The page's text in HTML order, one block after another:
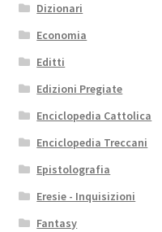
Dizionari
Economia
Editti
Edizioni Pregiate
Enciclopedia Cattolica
Enciclopedia Treccani
Epistolografia
Eresie - Inquisizioni
Fantasy